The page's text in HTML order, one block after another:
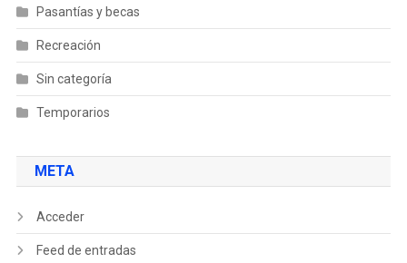
Pasantías y becas
Recreación
Sin categoría
Temporarios
META
Acceder
Feed de entradas